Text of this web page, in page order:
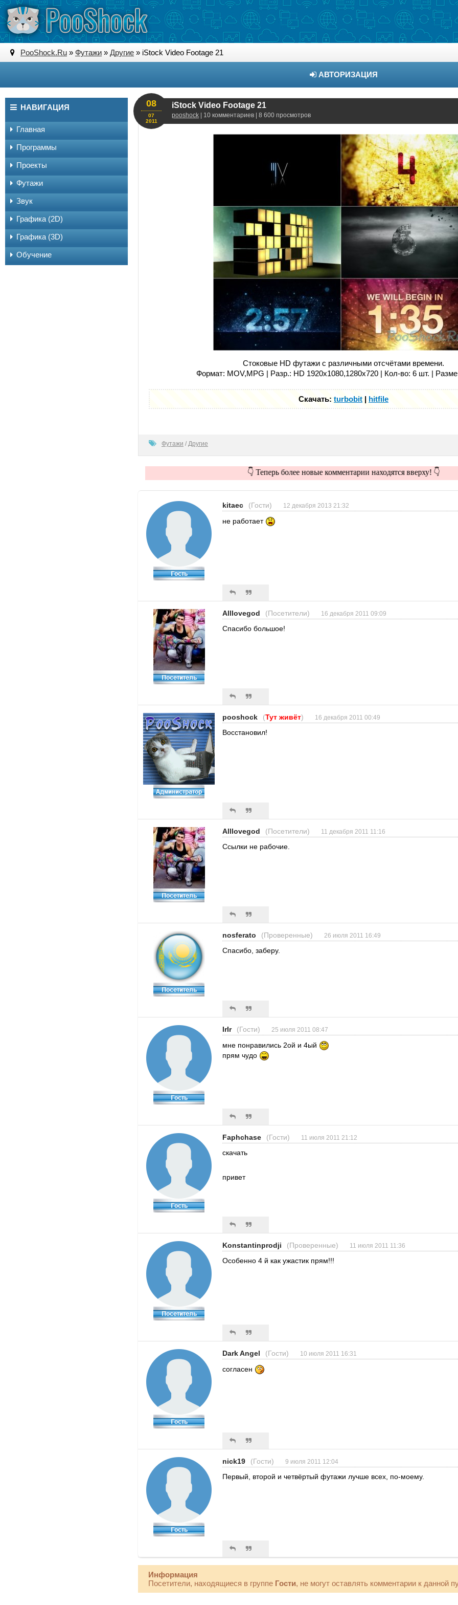
PooShock.Ru » Футажи » Другие » iStock Video Footage 21
АВТОРИЗАЦИЯ
iStock Video Footage 21
pooshock | 10 комментариев | 8 600 просмотров
08
07
2011
Стоковые HD футажи c различными отсчётами времени.
Формат: MOV,MPG | Разр.: HD 1920х1080,1280x720 | Кол-во: 6 шт. |
Скачать: turbobit | hitfile
Футажи / Другие
👇 Теперь более новые комментарии находятся вверху! 👇
kitaec (Гости) 12 декабря 2013 21:32
не работает
Alllovegod (Посетители) 16 декабря 2011 09:09
Спасибо большое!
pooshock (Тут живёт) 16 декабря 2011 00:49
Восстановил!
Alllovegod (Посетители) 11 декабря 2011 11:16
Ссылки не рабочие.
nosferato (Проверенные) 26 июля 2011 16:49
Спасибо, заберу.
IrIr (Гости) 25 июля 2011 08:47
мне понравились 2ой и 4ый
прям чудо
Faphchase (Гости) 11 июля 2011 21:12
скачать
привет
Konstantinprodji (Проверенные) 11 июля 2011 11:36
Особенно 4 й как ужастик прям!!!
Dark Angel (Гости) 10 июля 2011 16:31
согласен
nick19 (Гости) 9 июля 2011 12:04
Первый, второй и четвёртый футажи лучше всех, по-моему.
Информация
Посетители, находящиеся в группе Гости, не могут оставлять комментарии к данной
НАВИГАЦИЯ
Главная
Программы
Проекты
Футажи
Звук
Графика (2D)
Графика (3D)
Обучение